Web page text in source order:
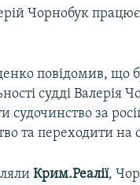
Чорнобук
повідомив, що
судді Валерія
судочинство за
та переходити на
Крим.Реалії,